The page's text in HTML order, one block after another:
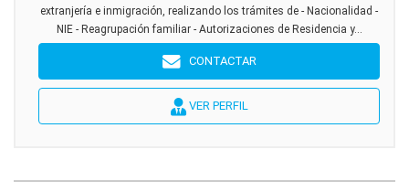
extranjería e inmigración, realizando los trámites de - Nacionalidad -
NIE - Reagrupación familiar - Autorizaciones de Residencia y...
CONTACTAR
VER PERFIL